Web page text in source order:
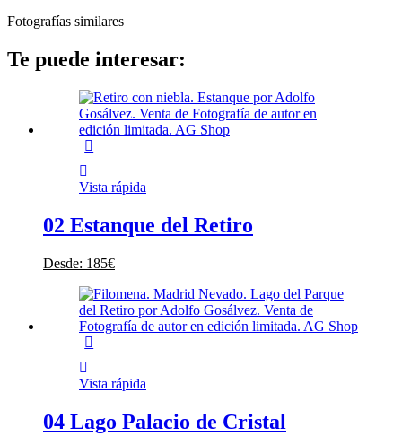
Fotografías similares
Te puede interesar:
Vista rápida
02 Estanque del Retiro
Desde: 185€
Vista rápida
04 Lago Palacio de Cristal